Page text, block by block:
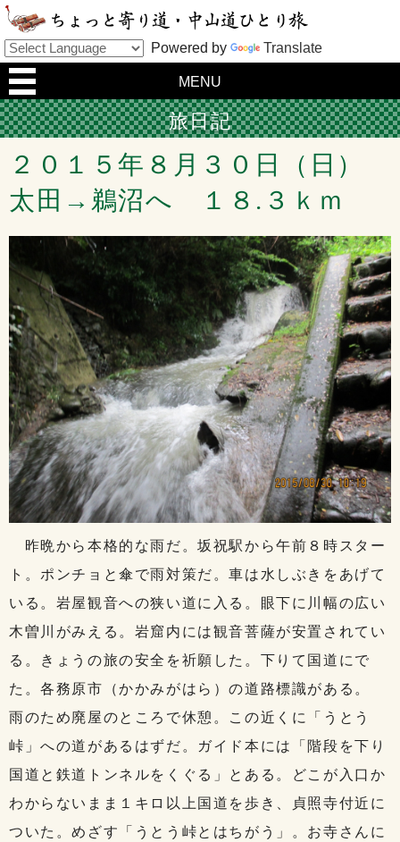
Powered by Translate
MENU
旅日記
２０１５年８月３０日（日）
太田→鵜沼へ １８.３ｋｍ
昨晩から本格的な雨だ。坂祝駅から午前８時スター
ト。ポンチョと傘で雨対策だ。車は水しぶきをあげて
いる。岩屋観音への狭い道に入る。眼下に川幅の広い
木曽川がみえる。岩窟内には観音菩薩が安置されてい
る。きょうの旅の安全を祈願した。下りて国道にで
た。各務原市（かかみがはら）の道路標識がある。
雨のため廃屋のところで休憩。この近くに「うとう
峠」への道があるはずだ。ガイド本には「階段を下り
国道と鉄道トンネルをくぐる」とある。どこが入口か
わからないまま１キロ以上国道を歩き、貞照寺付近に
ついた。めざす「うとう峠とはちがう」。お寺さんに